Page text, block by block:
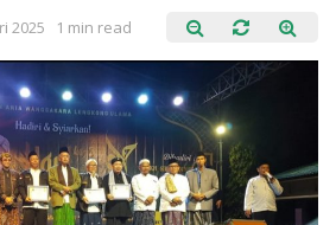
2025 1 min read